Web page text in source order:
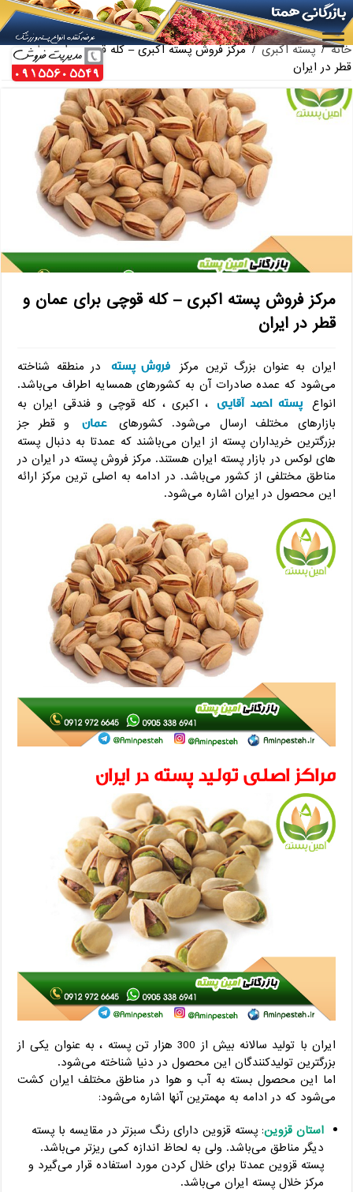
ارائه کننده بهترین پسته کله قوچی سیرجان
بازار فروش پسته فندقی اعلا
خانه / پسته اکبری / مرکز فروش پسته اکبری – کله قوچی برای عمان و
قطر در ایران
مرکز فروش پسته اکبری – کله قوچی برای عمان و
قطر در ایران
ایران به عنوان بزرگ ترین مرکز فروش پسته
در منطقه شناخته
می‌شود که عمده صادرات آن به کشورهای همسایه اطراف می‌باشد.
انواع پسته احمد آقایی ، اکبری ، کله قوچی و فندقی ایران به
بازارهای مختلف ارسال می‌شود. کشورهای
عمان
و قطر جز
بزرگترین خریداران پسته از ایران می‌باشند که عمدتا به دنبال پسته
های لوکس در بازار پسته ایران هستند. مرکز فروش پسته در ایران در
مناطق مختلفی از کشور می‌باشد. در ادامه به اصلی ترین مرکز ارائه
این محصول در ایران اشاره می‌شود.
مراکز اصلی تولید پسته در ایران
ایران با تولید سالانه بیش از 300 هزار تن پسته ، به عنوان یکی از
بزرگترین تولیدکنندگان این محصول در دنیا شناخته می‌شود.
اما این محصول بسته به آب و هوا در مناطق مختلف ایران کشت
می‌شود که در ادامه به مهمترین آنها اشاره می‌شود:
استان قزوین: پسته قزوین دارای رنگ سبزتر در مقایسه با پسته
دیگر مناطق می‌باشد. ولی به لحاظ اندازه کمی ریزتر می‌باشد.
پسته قزوین عمدتا برای خلال کردن مورد استفاده قرار می‌گیرد و
مرکز خلال پسته ایران می‌باشد.